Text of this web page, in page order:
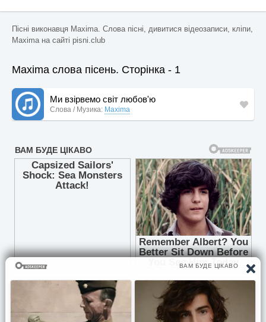
Пісні виконавця Maxima. Слова пісні, дивитися відеозаписи, кліпи,
Maxima на сайті pisni.club
Maxima слова пісень. Сторінка - 1
Ми взірвемо світ любов'ю
Слова / Музика: Maxima